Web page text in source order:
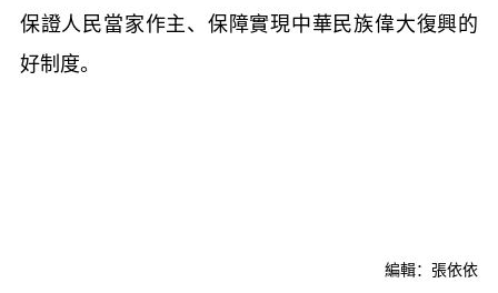
保證人民當家作主、保障實現中華民族偉大復興的
好制度。
編輯：張依依